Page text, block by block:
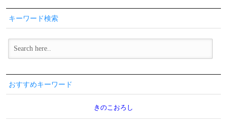
キーワード検索
おすすめキーワード
きのこおろし